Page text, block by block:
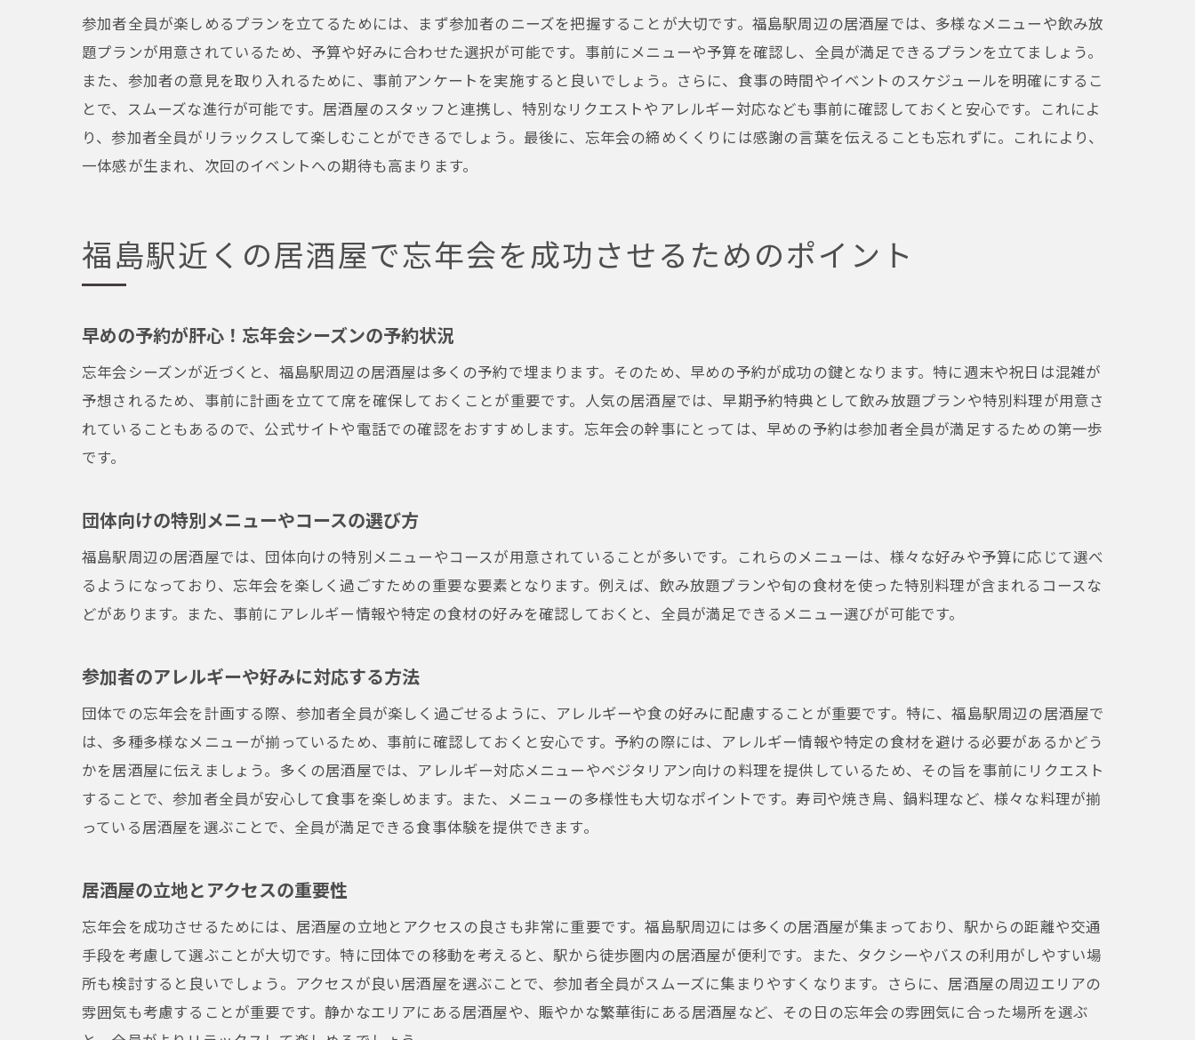
忘年会後の二次会スポット
遅くまで営業している居酒屋
福島駅周辺の見どころと観光情報
居酒屋選びの参考になる口コミサイト
お得なクーポンやキャンペーン情報
福島駅周辺で団体忘年会を成功させるための居酒屋ガイド
福島駅周辺のおすすめ居酒屋リスト
団体向けプランが充実している居酒屋
参加者全員が笑顔になるおもてなしの方法
居酒屋ガイドで探す理想の忘年会スポット
参加者全員が楽しめるプランを立てるためには、まず参加者のニーズを把握することが大切です。福島駅周辺の居酒屋では、多様なメニューや飲み放
題プランが用意されているため、予算や好みに合わせた選択が可能です。事前にメニューや予算を確認し、全員が満足できるプランを立てましょう。
また、参加者の意見を取り入れるために、事前アンケートを実施すると良いでしょう。さらに、食事の時間やイベントのスケジュールを明確にするこ
とで、スムーズな進行が可能です。居酒屋のスタッフと連携し、特別なリクエストやアレルギー対応なども事前に確認しておくと安心です。これによ
り、参加者全員がリラックスして楽しむことができるでしょう。最後に、忘年会の締めくくりには感謝の言葉を伝えることも忘れずに。これにより、
一体感が生まれ、次回のイベントへの期待も高まります。
福島駅近くの居酒屋で忘年会を成功させるためのポイント
早めの予約が肝心！忘年会シーズンの予約状況
忘年会シーズンが近づくと、福島駅周辺の居酒屋は多くの予約で埋まります。そのため、早めの予約が成功の鍵となります。特に週末や祝日は混雑が
予想されるため、事前に計画を立てて席を確保しておくことが重要です。人気の居酒屋では、早期予約特典として飲み放題プランや特別料理が用意さ
れていることもあるので、公式サイトや電話での確認をおすすめします。忘年会の幹事にとっては、早めの予約は参加者全員が満足するための第一歩
です。
団体向けの特別メニューやコースの選び方
福島駅周辺の居酒屋では、団体向けの特別メニューやコースが用意されていることが多いです。これらのメニューは、様々な好みや予算に応じて選べ
るようになっており、忘年会を楽しく過ごすための重要な要素となります。例えば、飲み放題プランや旬の食材を使った特別料理が含まれるコースな
どがあります。また、事前にアレルギー情報や特定の食材の好みを確認しておくと、全員が満足できるメニュー選びが可能です。
参加者のアレルギーや好みに対応する方法
団体での忘年会を計画する際、参加者全員が楽しく過ごせるように、アレルギーや食の好みに配慮することが重要です。特に、福島駅周辺の居酒屋で
は、多種多様なメニューが揃っているため、事前に確認しておくと安心です。予約の際には、アレルギー情報や特定の食材を避ける必要があるかどう
かを居酒屋に伝えましょう。多くの居酒屋では、アレルギー対応メニューやベジタリアン向けの料理を提供しているため、その旨を事前にリクエスト
することで、参加者全員が安心して食事を楽しめます。また、メニューの多様性も大切なポイントです。寿司や焼き鳥、鍋料理など、様々な料理が揃
っている居酒屋を選ぶことで、全員が満足できる食事体験を提供できます。
居酒屋の立地とアクセスの重要性
忘年会を成功させるためには、居酒屋の立地とアクセスの良さも非常に重要です。福島駅周辺には多くの居酒屋が集まっており、駅からの距離や交通
手段を考慮して選ぶことが大切です。特に団体での移動を考えると、駅から徒歩圏内の居酒屋が便利です。また、タクシーやバスの利用がしやすい場
所も検討すると良いでしょう。アクセスが良い居酒屋を選ぶことで、参加者全員がスムーズに集まりやすくなります。さらに、居酒屋の周辺エリアの
雰囲気も考慮することが重要です。静かなエリアにある居酒屋や、賑やかな繁華街にある居酒屋など、その日の忘年会の雰囲気に合った場所を選ぶ